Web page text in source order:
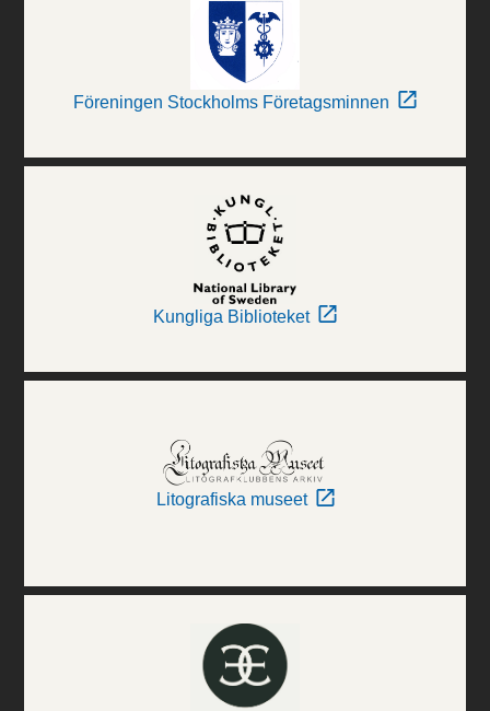
Föreningen Stockholms Företagsminnen
Kungliga Biblioteket
Litografiska museet